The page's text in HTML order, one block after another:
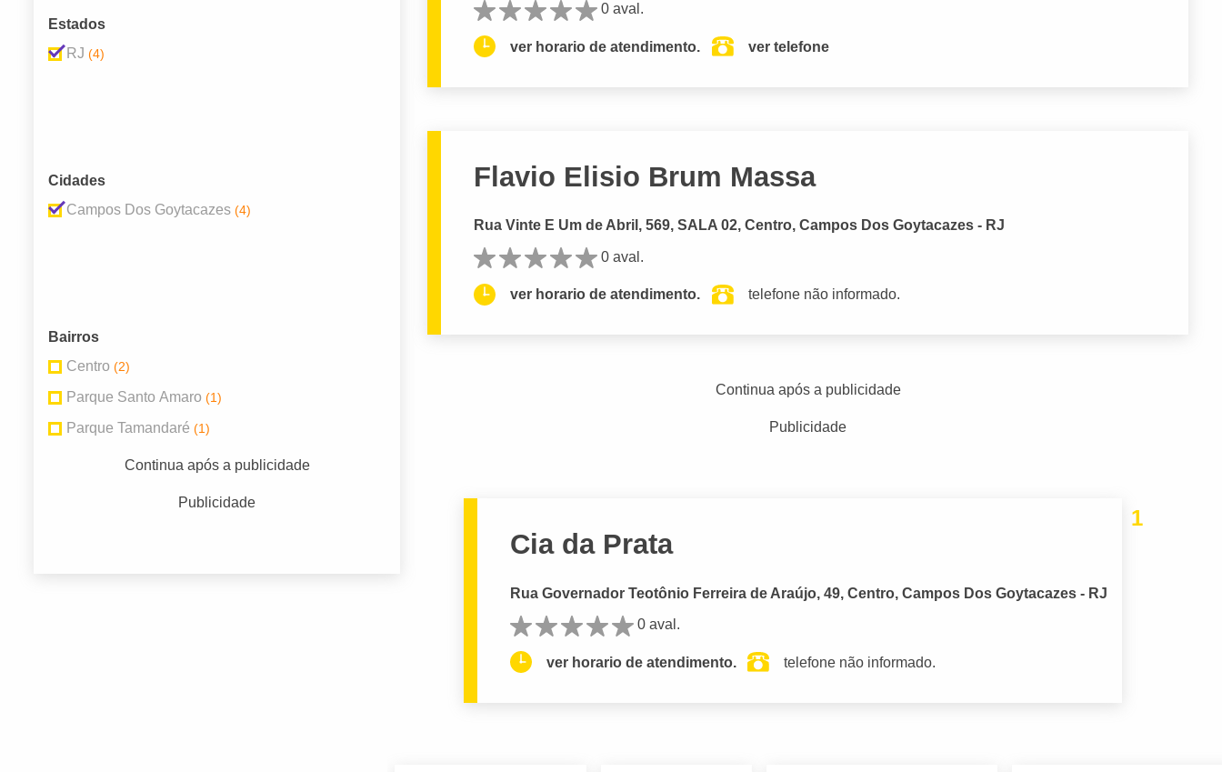
Estados
RJ (4)
Cidades
Campos Dos Goytacazes (4)
Bairros
Centro (2)
Parque Santo Amaro (1)
Parque Tamandaré (1)
Continua após a publicidade
Publicidade
0 aval.
ver horario de atendimento. ver telefone
Flavio Elisio Brum Massa
Rua Vinte E Um de Abril, 569, SALA 02, Centro, Campos Dos Goytacazes - RJ
0 aval.
ver horario de atendimento. telefone não informado.
Continua após a publicidade
Publicidade
Cia da Prata
Rua Governador Teotônio Ferreira de Araújo, 49, Centro, Campos Dos Goytacazes - RJ
0 aval.
ver horario de atendimento. telefone não informado.
1